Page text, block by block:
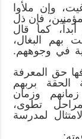
وإن ملأوا
فإن ذل
أبداً، كما قال
بهم البغال،
في وجوههم.
حق المعرفة
الحقة بربهم
وزمان
تطوى،
لمدرسة